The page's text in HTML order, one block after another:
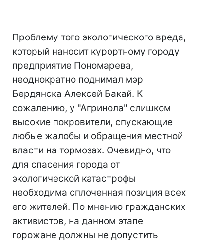
Проблему того экологического вреда,
который наносит курортному городу
предприятие Пономарева,
неоднократно поднимал мэр
Бердянска Алексей Бакай. К
сожалению, у "Агринола" слишком
высокие покровители, спускающие
любые жалобы и обращения местной
власти на тормозах. Очевидно, что
для спасения города от
экологической катастрофы
необходима сплоченная позиция всех
его жителей. По мнению гражданских
активистов, на данном этапе
горожане должны не допустить